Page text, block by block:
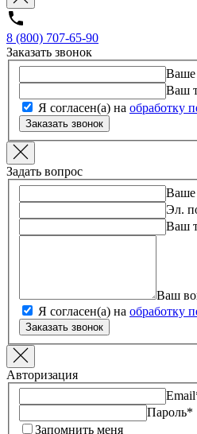
8 (800) 707-65-90
Заказать звонок
Ваше
Ваш
Я согласен(а) на обработку
Заказать звонок
Задать вопрос
Ваше
Эл.
Ваш
Ваш
Я согласен(а) на обработку
Заказать звонок
Авторизация
Email
Пароль*
Запомнить меня